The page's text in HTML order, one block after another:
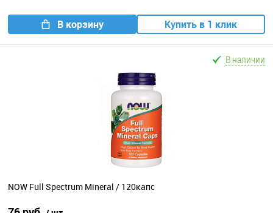
В корзину Купить в 1 клик
В наличии
NOW Full Spectrum Mineral / 120капс